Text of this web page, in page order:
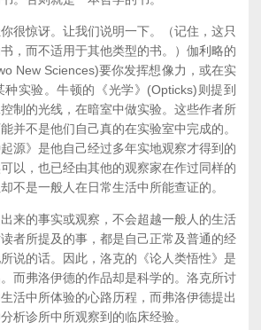
很惊讶。让我们说明一下。（记住，这只
，而不适用于其他类型的书。）伽利略的
New Sciences)要你发挥想像力，或在实
实验。牛顿的《光学》(Opticks)则提到
制的光线，在暗室中做实验。这些作者所
并不是他们自己真的在实验室中完成的。
源》是他自己经过多年实地观察才得到的
以，也已经由其他的观察家在作过同样的
不是一般人在日常生活中所能查证的。
来的事实或观察，不会超越一般人的生活
者所提及的事，都是自己正常及普通的经
说的话。因此，洛克的《论人类悟性》是
而弗洛伊德的作品却是科学的。洛克所讨
活中所体验的心路历程，而弗洛伊德提出
析诊所中所观察到的临床经验。